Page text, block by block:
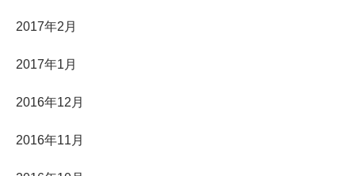
2017年2月
2017年1月
2016年12月
2016年11月